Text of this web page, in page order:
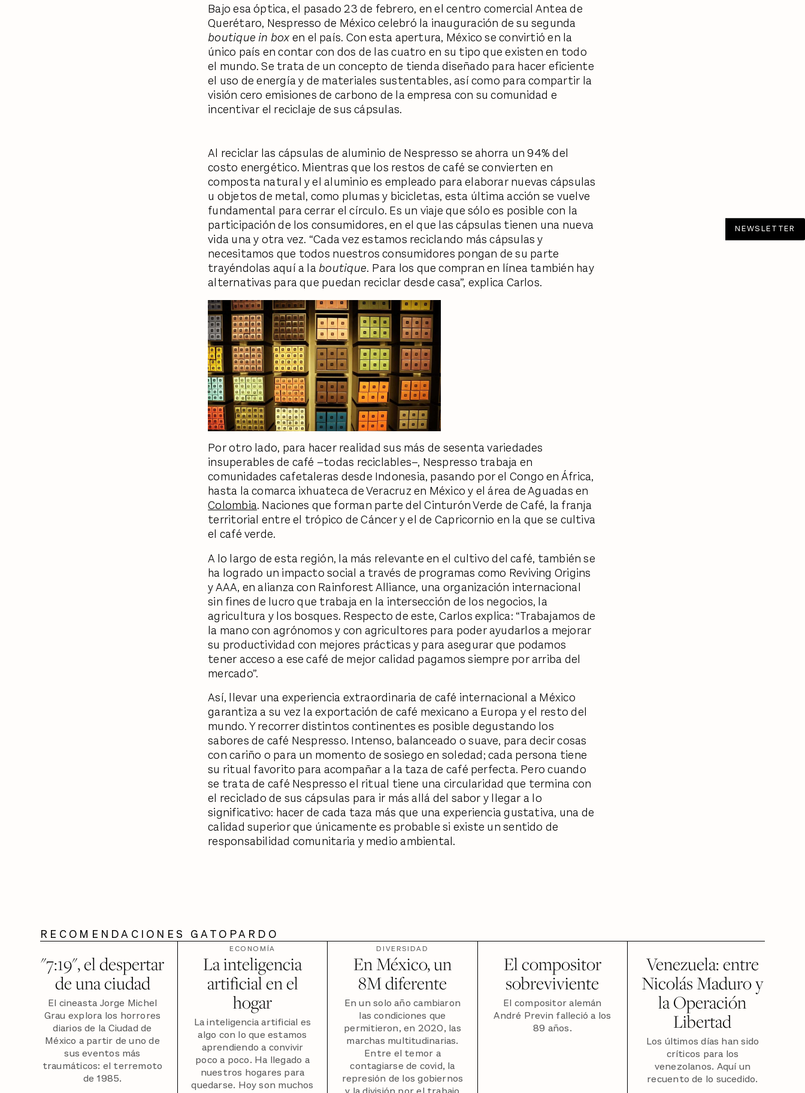
Bajo esa óptica, el pasado 23 de febrero, en el centro comercial Antea de
Querétaro, Nespresso de México celebró la inauguración de su segunda
boutique in box en el país. Con esta apertura, México se convirtió en la
único país en contar con dos de las cuatro en su tipo que existen en todo
el mundo. Se trata de un concepto de tienda diseñado para hacer eficiente
el uso de energía y de materiales sustentables, así como para compartir la
visión cero emisiones de carbono de la empresa con su comunidad e
incentivar el reciclaje de sus cápsulas.
Al reciclar las cápsulas de aluminio de Nespresso se ahorra un 94% del
costo energético. Mientras que los restos de café se convierten en
composta natural y el aluminio es empleado para elaborar nuevas cápsulas
u objetos de metal, como plumas y bicicletas, esta última acción se vuelve
fundamental para cerrar el círculo. Es un viaje que sólo es posible con la
participación de los consumidores, en el que las cápsulas tienen una nueva
vida una y otra vez. “Cada vez estamos reciclando más cápsulas y
necesitamos que todos nuestros consumidores pongan de su parte
trayéndolas aquí a laboutique. Para los que compran en línea también hay
alternativas para que puedan reciclar desde casa”, explica Carlos.
Por otro lado, para hacer realidad sus más de sesenta variedades
insuperables de café –todas reciclables–, Nespresso trabaja en
comunidades cafetaleras desde Indonesia, pasando por el Congo en África,
hasta la comarca ixhuateca de Veracruz en México y el área de Aguadas en
Colombia. Naciones que forman parte del Cinturón Verde de Café, la franja
territorial entre el trópico de Cáncer y el de Capricornio en la que se cultiva
el café verde.
A lo largo de esta región, la más relevante en el cultivo del café, también se
ha logrado un impacto social a través de programas como Reviving Origins
y AAA, en alianza con Rainforest Alliance, una organización internacional
sin fines de lucro que trabaja en la intersección de los negocios, la
agricultura y los bosques. Respecto de este, Carlos explica: “Trabajamos de
la mano con agrónomos y con agricultores para poder ayudarlos a mejorar
su productividad con mejores prácticas y para asegurar que podamos
tener acceso a ese café de mejor calidad pagamos siempre por arriba del
mercado”.
Así, llevar una experiencia extraordinaria de café internacional a México
garantiza a su vez la exportación de café mexicano a Europa y el resto del
mundo. Y recorrer distintos continentes es posible degustando los
sabores de café Nespresso. Intenso, balanceado o suave, para decir cosas
con cariño o para un momento de sosiego en soledad; cada persona tiene
su ritual favorito para acompañar a la taza de café perfecta. Pero cuando
se trata de café Nespresso el ritual tiene una circularidad que termina con
el reciclado de sus cápsulas para ir más allá del sabor y llegar a lo
significativo: hacer de cada taza más que una experiencia gustativa, una de
calidad superior que únicamente es probable si existe un sentido de
responsabilidad comunitaria y medio ambiental.
NEWSLETTER
RECOMENDACIONES GATOPARDO
"7:19", el despertar
de una ciudad
El cineasta Jorge Michel
Grau explora los horrores
diarios de la Ciudad de
México a partir de uno de
sus eventos más
traumáticos: el terremoto
de 1985.
ECONOMÍA
La inteligencia
artificial en el
hogar
La inteligencia artificial es
algo con lo que estamos
aprendiendo a convivir
poco a poco. Ha llegado a
nuestros hogares para
quedarse. Hoy son muchos
DIVERSIDAD
En México, un
8M diferente
En un solo año cambiaron
las condiciones que
permitieron, en 2020, las
marchas multitudinarias.
Entre el temor a
contagiarse de covid, la
represión de los gobiernos
El compositor
sobreviviente
El compositor alemán
André Previn falleció a los
89 años.
Venezuela: entre
Nicolás Maduro y
la Operación
Libertad
Los últimos días han sido
críticos para los
venezolanos. Aquí un
recuento de lo sucedido.